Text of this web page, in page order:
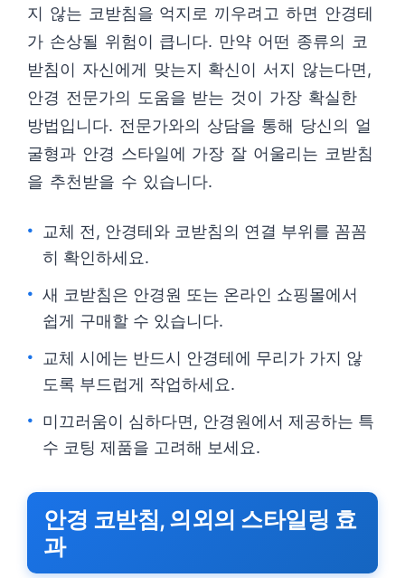
지 않는 코받침을 억지로 끼우려고 하면 안경테
가 손상될 위험이 큽니다. 만약 어떤 종류의 코
받침이 자신에게 맞는지 확신이 서지 않는다면,
안경 전문가의 도움을 받는 것이 가장 확실한
방법입니다. 전문가와의 상담을 통해 당신의 얼
굴형과 안경 스타일에 가장 잘 어울리는 코받침
을 추천받을 수 있습니다.
교체 전, 안경테와 코받침의 연결 부위를 꼼꼼
히 확인하세요.
새 코받침은 안경원 또는 온라인 쇼핑몰에서
쉽게 구매할 수 있습니다.
교체 시에는 반드시 안경테에 무리가 가지 않
도록 부드럽게 작업하세요.
미끄러움이 심하다면, 안경원에서 제공하는 특
수 코팅 제품을 고려해 보세요.
안경 코받침, 의외의 스타일링 효
과